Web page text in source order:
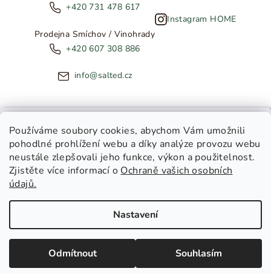
Používáme soubory cookies, abychom Vám umožnili
pohodlné prohlížení webu a díky analýze provozu webu
neustále zlepšovali jeho funkce, výkon a použitelnost.
Zjistěte více informací o Ochraně vašich osobních
údajů.
Nastavení
Odmítnout Souhlasím
+420 731 478 617
Prodejna Smíchov / Vinohrady
+420 607 308 886
info@salted.cz
Instagram HOME
Copyright 2026SALTED. Všechna práva vyhrazena.Upravit
nastavení cookies
NOVINKY ZE SALTED
Toužíte dostávat novinky z
Salted Home
Salted Kids & Home
Chci být v obraze!